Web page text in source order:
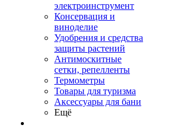
электроинструмент
Консервация и
виноделие
Удобрения и средства
защиты растений
Антимоскитные
сетки, репелленты
Термометры
Товары для туризма
Аксессуары для бани
Ещё